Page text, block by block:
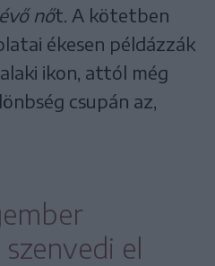
nőt. A kötetben
ékesen példázzák
ikon, attól még
csupán az,
el